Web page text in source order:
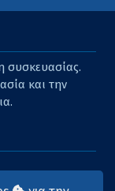
συσκευασίας.
και την